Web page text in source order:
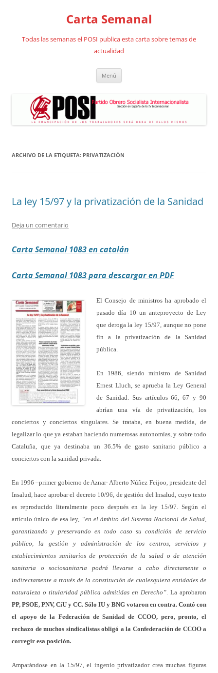
Carta Semanal
Todas las semanas el POSI publica esta carta sobre temas de
actualidad
Menú
ARCHIVO DE LA ETIQUETA: PRIVATIZACIÓN
La ley 15/97 y la privatización de la Sanidad
Deja un comentario
Carta Semanal 1083 en catalán
Carta Semanal 1083 para descargar en PDF
El Consejo de ministros ha aprobado el
pasado día 10 un anteproyecto de Ley
que deroga la ley 15/97, aunque no pone
fin a la privatización de la Sanidad
pública.
En 1986, siendo ministro de Sanidad
Ernest Lluch, se aprueba la Ley General
de Sanidad. Sus artículos 66, 67 y 90
abrían una vía de privatización, los
conciertos y conciertos singulares. Se trataba, en buena medida, de
legalizar lo que ya estaban haciendo numerosas autonomías, y sobre todo
Cataluña, que yadestinaba un 36.5% de gasto sanitario público a
conciertos con la sanidad privada.
En 1996 –primer gobierno de Aznar- Alberto Núñez Feijoo, presidente del
Insalud, hace aprobar el decreto 10/96, de gestión del Insalud, cuyo texto
es reproducido literalmente poco después en la ley 15/97. Según el
artículo único de esa ley, “en el ámbito del Sistema Nacional de Salud,
garantizando y preservando en todo caso su condición de servicio
público, la gestión y administración de los centros, servicios y
establecimientos sanitarios de protección de la salud o de atención
sanitaria o sociosanitaria podrá llevarse a cabo directamente o
indirectamente a través de la constitución de cualesquiera entidades de
naturaleza o titularidad pública admitidas en Derecho”. La aprobaron
PP, PSOE, PNV, CiU y CC. Sólo IU y BNG votaron en contra. Contó con
el apoyo de la Federación de Sanidad de CCOO, pero, pronto, el
rechazo de muchos sindicalistas obligó a la Confederación de CCOO a
corregir esa posición.
Amparándose en la 15/97, el ingenio privatizador crea muchas figuras